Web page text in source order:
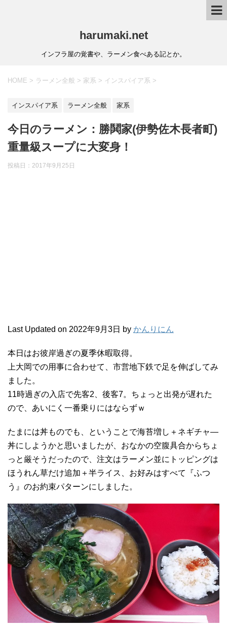
harumaki.net
インフラ屋の覚書や、ラーメン食べある記とか。
HOME > ラーメン全般 > 家系 > インスパイア系 >
インスパイア系 ラーメン全般 家系
今日のラーメン：勝鬨家(伊勢佐木長者町)
重量級スープに大変身！
投稿日：2017年9月25日
Last Updated on 2022年9月3日 by かんりにん
本日はお彼岸過ぎの夏季休暇取得。
上大岡での用事に合わせて、市営地下鉄で足を伸ばしてみ
ました。
11時過ぎの入店で先客2、後客7。ちょっと出発が遅れた
ので、あいにく一番乗りにはならずｗ
たまには丼ものでも、ということで海苔増し＋ネギチャ―
丼にしようかと思いましたが、おなかの空腹具合からちょ
っと厳そうだったので、注文はラーメン並にトッピングは
ほうれん草だけ追加＋半ライス、お好みはすべて『ふつ
う』のお約束パターンにしました。